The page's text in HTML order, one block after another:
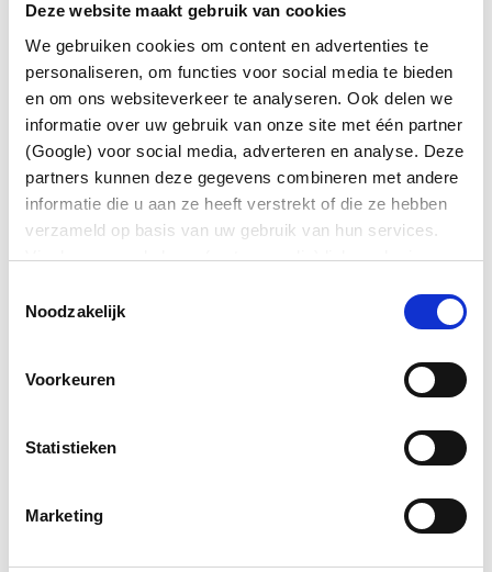
Deze website maakt gebruik van cookies
We gebruiken cookies om content en advertenties te
personaliseren, om functies voor social media te bieden
en om ons websiteverkeer te analyseren. Ook delen we
informatie over uw gebruik van onze site met één partner
(Google) voor social media, adverteren en analyse. Deze
partners kunnen deze gegevens combineren met andere
informatie die u aan ze heeft verstrekt of die ze hebben
verzameld op basis van uw gebruik van hun services.
Via de zwevende knop (met paperclip) linksonder in
toestemming intrekken.
Noodzakelijk
Voorkeuren
Statistieken
Marketing
buiten de Cao valt komen deze werknemers ook
niet in aanmerking voor de cao-verhogingen.
Hoe nu verder?
De gezamenlijke vakbonden hebben hun leden
gevraagd om informatie aan te leveren waaruit
blijkt dat zij functies bekleden zonder dat sprake is
van een rechtstreekse betrokkenheid bij het
ondernemingsbeleid. Hiermee willen wij Thales
vakbonden zich op juridische maatregelen.
contact worden opgenomen met Casper
casper.vaandrager@vhp2.nlof via